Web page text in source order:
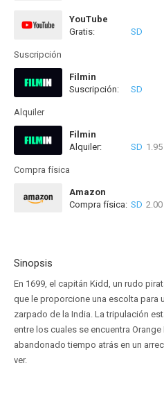
YouTube
Gratis:
SD
Suscripción
Filmin
Disponible hasta el Mié,
Suscripción: SD
Alquiler
Filmin
Disponible hasta el Mié,
Alquiler: SD
Compra física
Amazon
Compra física: SD
Sinopsis
En 1699, el capitán Kidd, un rudo
que le proporcione una escolta para
zarpado de la India. La tripulación
entre los cuales se encuentra Orange
abandonado tiempo atrás en un
ver.